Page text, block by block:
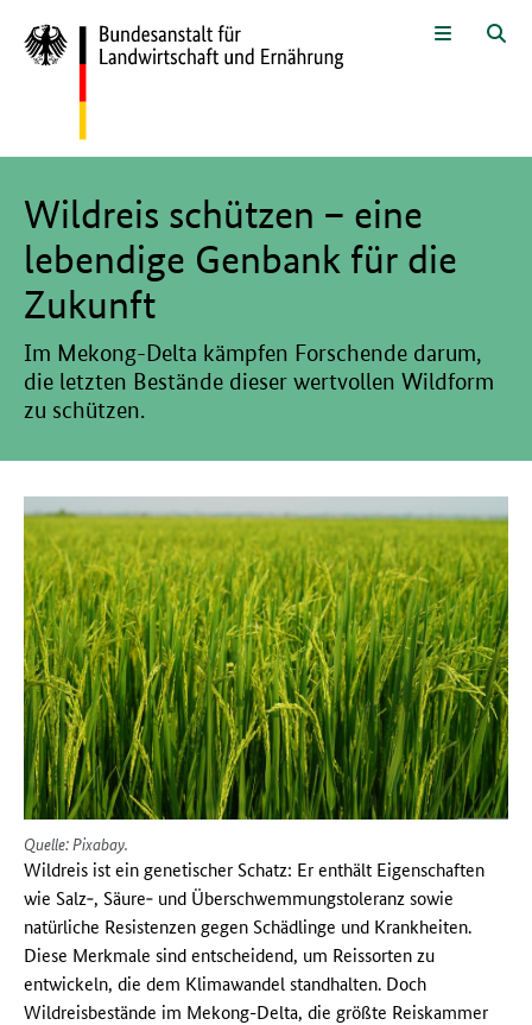
Zur Sprachwahl und Menü
Wildreis schützen – eine
lebendige Genbank für die
Zukunft
Im Mekong-Delta kämpfen Forschende darum,
die letzten Bestände dieser wertvollen Wildform
zu schützen.
Quelle: Pixabay.
Wildreis ist ein genetischer Schatz: Er enthält Eigenschaften
wie Salz‑, Säure‑ und Überschwemmungstoleranz sowie
natürliche Resistenzen gegen Schädlinge und Krankheiten.
Diese Merkmale sind entscheidend, um Reissorten zu
entwickeln, die dem Klimawandel standhalten. Doch
Wildreisbestände im Mekong-Delta, die größte Reiskammer